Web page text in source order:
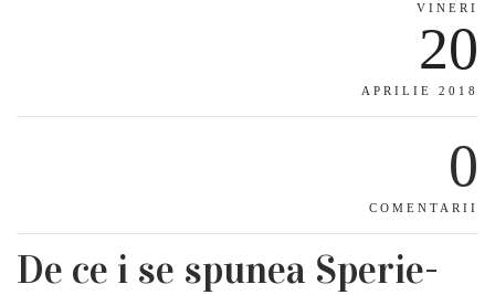
VINERI
20
APRILIE 2018
0
COMENTARII
De ce i se spunea Sperie-